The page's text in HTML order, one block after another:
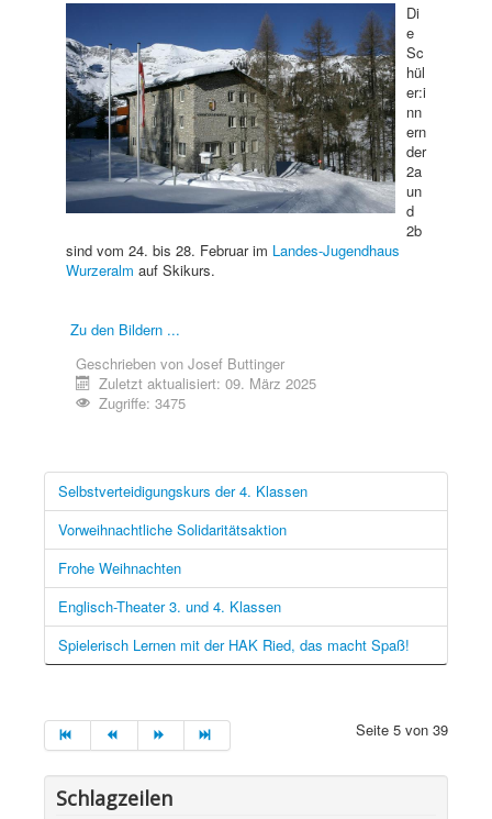
Di
e
Sc
hül
er:i
nn
ern
der
2a
un
d
2b
sind vom 24. bis 28. Februar im Landes-Jugendhaus
Wurzeralm auf Skikurs.
Zu den Bildern ...
Geschrieben von Josef Buttinger
Zuletzt aktualisiert: 09. März 2025
Zugriffe: 3475
Selbstverteidigungskurs der 4. Klassen
Vorweihnachtliche Solidaritätsaktion
Frohe Weihnachten
Englisch-Theater 3. und 4. Klassen
Spielerisch Lernen mit der HAK Ried, das macht Spaß!
Seite 5 von 39
Schlagzeilen